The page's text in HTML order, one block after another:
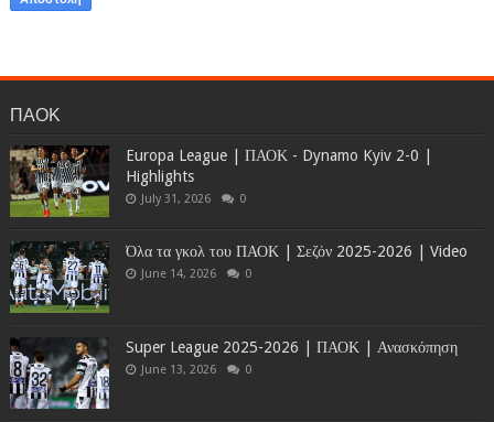
ΠΑΟΚ
Europa League | ΠΑΟΚ - Dynamo Kyiv 2-0 |
Highlights
July 31, 2026 0
Όλα τα γκολ του ΠΑΟΚ | Σεζόν 2025-2026 | Video
June 14, 2026 0
Super League 2025-2026 | ΠΑΟΚ | Ανασκόπηση
June 13, 2026 0